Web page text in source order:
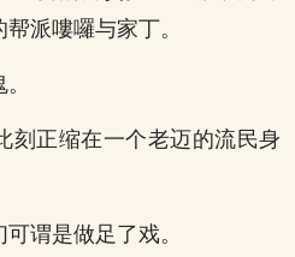
派嘍囉与家丁。
刻正缩在一个老迈的流民身
谓是做足了戏。